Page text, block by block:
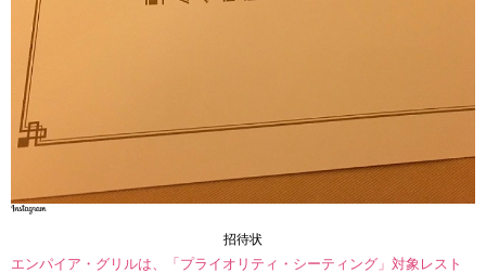
招待状
エンパイア・グリルは、「プライオリティ・シーティング」対象レスト